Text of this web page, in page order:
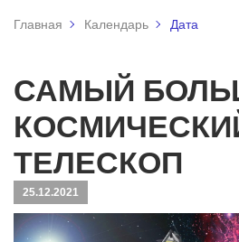
Главная Календарь Дата
САМЫЙ
ТЕЛЕСКОП
25.12.2021